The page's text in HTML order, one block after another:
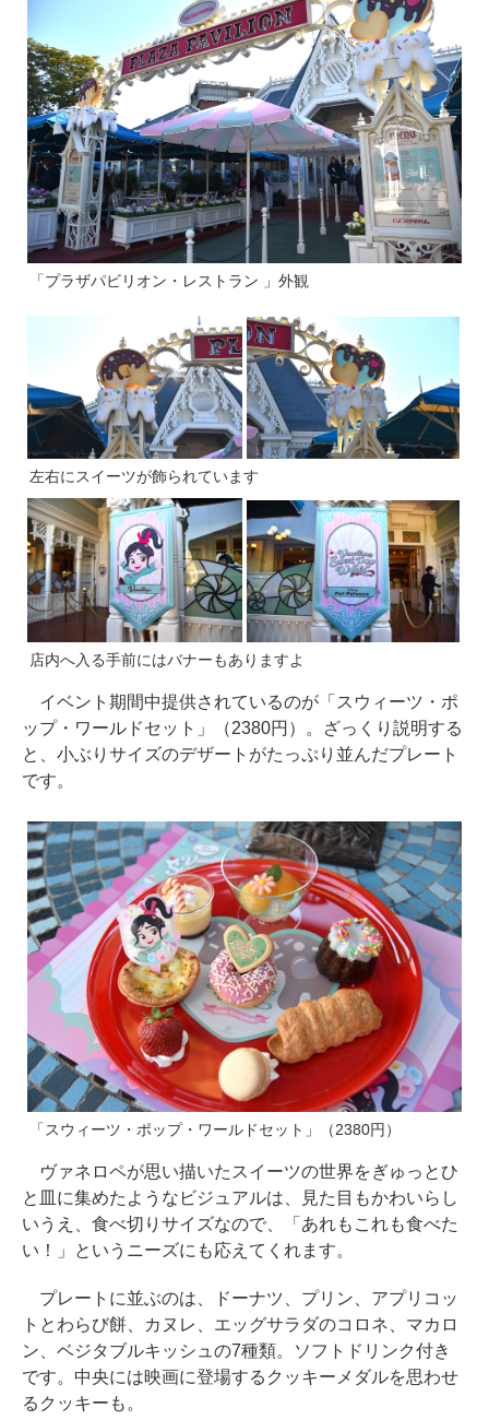
「プラザパビリオン・レストラン 」外観
左右にスイーツが飾られています
店内へ入る手前にはバナーもありますよ
イベント期間中提供されているのが「スウィーツ・ポ
ップ・ワールドセット」（2380円）。ざっくり説明する
と、小ぶりサイズのデザートがたっぷり並んだプレート
です。
「スウィーツ・ポップ・ワールドセット」（2380円）
ヴァネロペが思い描いたスイーツの世界をぎゅっとひ
と皿に集めたようなビジュアルは、見た目もかわいらし
いうえ、食べ切りサイズなので、「あれもこれも食べた
い！」というニーズにも応えてくれます。
プレートに並ぶのは、ドーナツ、プリン、アプリコッ
トとわらび餅、カヌレ、エッグサラダのコロネ、マカロ
ン、ベジタブルキッシュの7種類。ソフトドリンク付き
です。中央には映画に登場するクッキーメダルを思わせ
るクッキーも。